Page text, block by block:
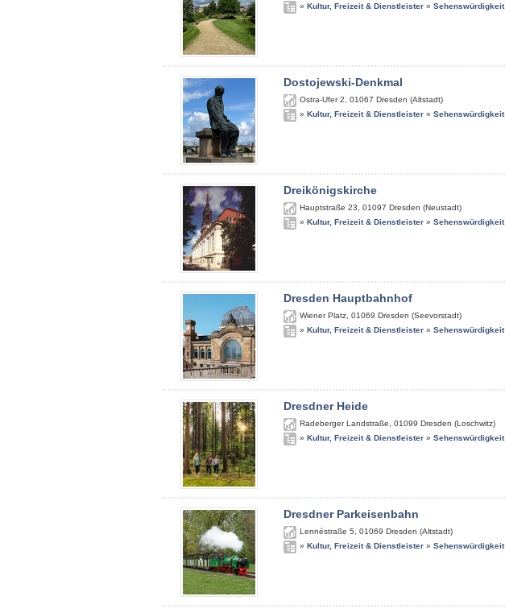
» Kultur, Freizeit & Dienstleister » Sehenswürdigkeit
Dostojewski-Denkmal
Ostra-Ufer 2 01067 Dresden (Altstadt)
» Kultur, Freizeit & Dienstleister » Sehenswürdigkeit
Dreikönigskirche
Hauptstraße 23 01097 Dresden (Neustadt)
» Kultur, Freizeit & Dienstleister » Sehenswürdigkeit
Dresden Hauptbahnhof
Wiener Platz 01069 Dresden (Seevorstadt)
» Kultur, Freizeit & Dienstleister » Sehenswürdigkeit
Dresdner Heide
Radeberger Landstraße 01099 Dresden (Loschwitz)
» Kultur, Freizeit & Dienstleister » Sehenswürdigkeit
Dresdner Parkeisenbahn
Lennéstraße 5 01069 Dresden (Altstadt)
» Kultur, Freizeit & Dienstleister » Sehenswürdigkeit